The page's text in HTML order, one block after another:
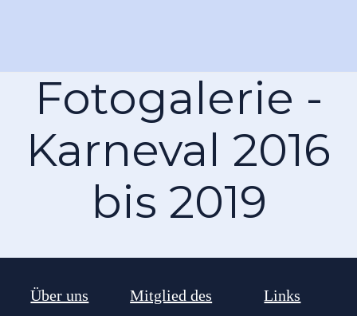
Fotogalerie -
Karneval 2016
bis 2019
Über uns Mitglied des Links